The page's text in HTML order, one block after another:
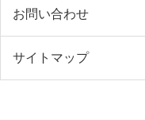
お問い合わせ
サイトマップ